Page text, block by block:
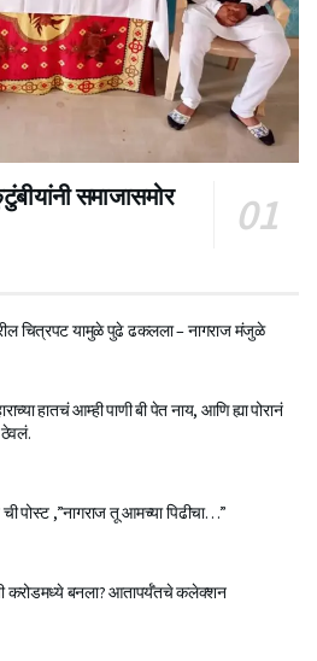
समाजासमोर
चित्रपट यामुळे पुढे ढकलला – नागराज मंजुळे
हातचं आम्ही पाणी बी पेत नाय, आणि ह्या पोरानं
पोस्ट ,”नागराज तू आमच्या पिढीचा…”
करोडमध्ये बनला? आतापर्यँतचे कलेक्शन